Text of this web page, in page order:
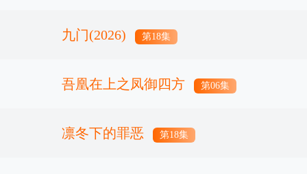
九门(2026) 第18集
吾凰在上之凤御四方 第06集
凛冬下的罪恶 第18集